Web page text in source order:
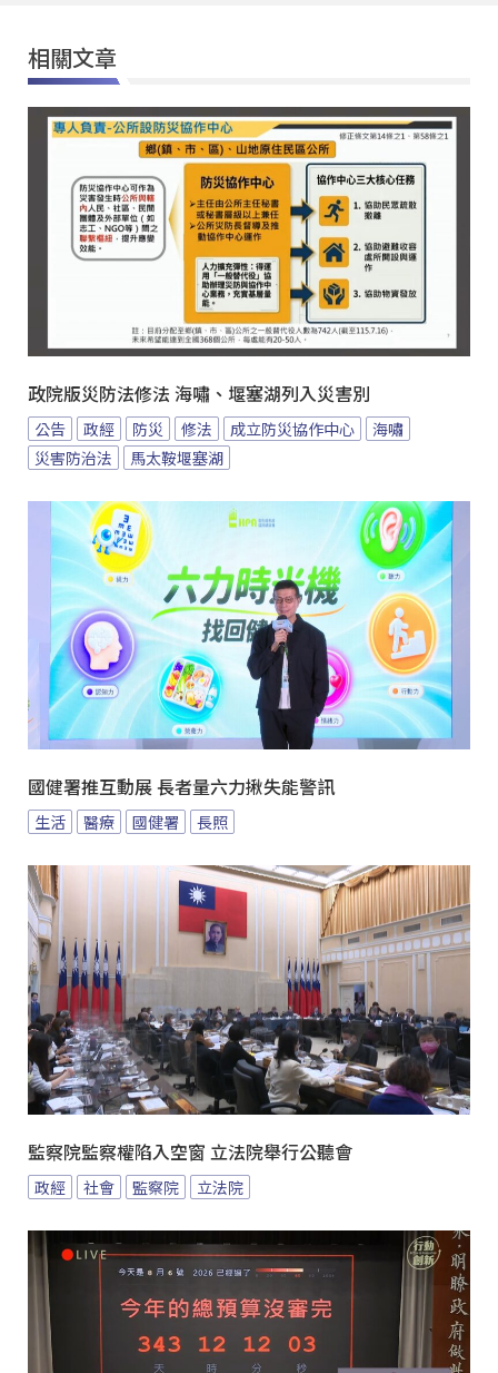
相關文章
政院版災防法修法 海嘯、堰塞湖列入災害別
公告 政經 防災 修法 成立防災協作中心
海嘯
災害防治法
馬太鞍堰塞湖
國健署推互動展 長者量六力揪失能警訊
生活 醫療 國健署 長照
監察院監察權陷入空窗 立法院舉行公聽會
政經 社會 監察院 立法院